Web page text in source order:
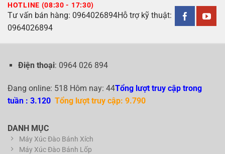
HOTLINE (08:30 - 17:30)
Tư vấn bán hàng: 0964026894Hỗ trợ kỹ thuật:
0964026894
Điện thoại: 0964 026 894
Đang online: 518 Hôm nay: 44Tổng lượt truy cập trong
tuần : 3.120 Tổng lượt truy cập: 9.790
DANH MỤC
Máy Xúc Đào Bánh Xích
Máy Xúc Đào Bánh Lốp